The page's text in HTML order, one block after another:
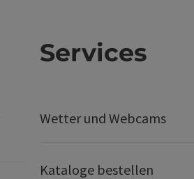
Services
Wetter und Webcams
Kataloge bestellen